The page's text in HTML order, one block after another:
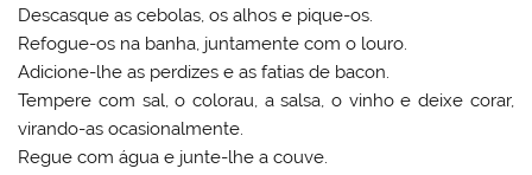
Descasque as cebolas, os alhos e pique-os.
Refogue-os na banha, juntamente com o louro.
Adicione-lhe as perdizes e as fatias de bacon.
Tempere com sal, o colorau, a salsa, o vinho e deixe corar,
virando-as ocasionalmente.
Regue com água e junte-lhe a couve.